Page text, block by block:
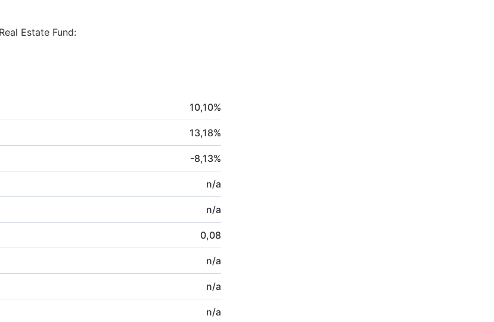
Estate Fund:
10,10%
13,18%
-8,13%
n/a
n/a
0,08
n/a
n/a
n/a